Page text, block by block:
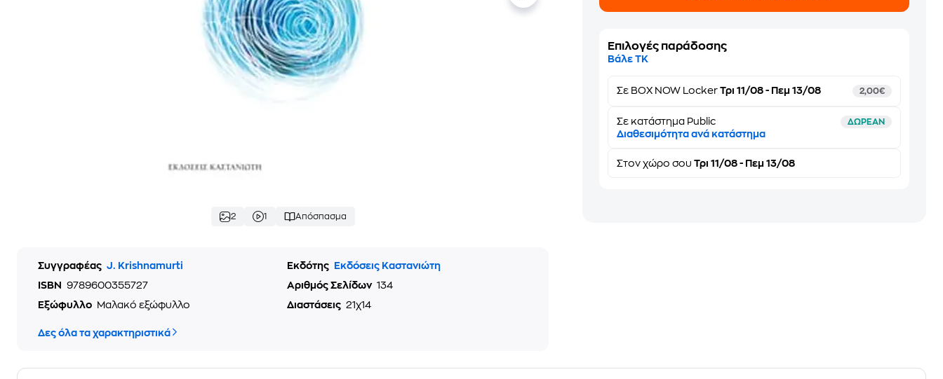
2 1 Απόσπασμα
Συγγραφέας J. Krishnamurti Εκδότης
Εκδόσεις Καστανιώτη
ISBN
9789600355727 Αριθμός Σελίδων 134
Εξώφυλλο
Μαλακό εξώφυλλο Διαστάσεις 21χ14
Δες όλα τα χαρακτηριστικά
Επιλογές παράδοσης
Βάλε ΤΚ
Σε BOX NOW Locker Τρι 11/08 - Πεμ 13/08 2,00€
Σε κατάστημα Public ΔΩΡΕΑΝ
Διαθεσιμότητα ανά κατάστημα
Στονχώρο σου Τρι 11/08 - Πεμ 13/08